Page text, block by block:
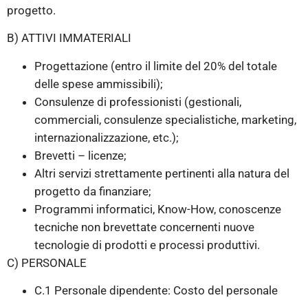
progetto.
B) ATTIVI IMMATERIALI
Progettazione (entro il limite del 20% del totale
delle spese ammissibili);
Consulenze di professionisti (gestionali,
commerciali, consulenze specialistiche, marketing,
internazionalizzazione, etc.);
Brevetti – licenze;
Altri servizi strettamente pertinenti alla natura del
progetto da finanziare;
Programmi informatici, Know-How, conoscenze
tecniche non brevettate concernenti nuove
tecnologie di prodotti e processi produttivi.
C) PERSONALE
C.1 Personale dipendente: Costo del personale